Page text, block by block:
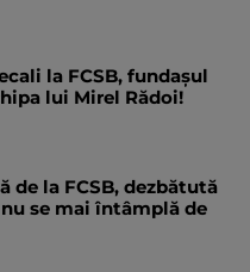
la FCSB, fundașul
lui Mirel Rădoi!
de la FCSB, dezbătută
se mai întâmplă de